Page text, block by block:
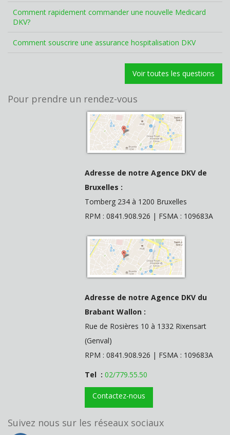
Comment rapidement commander une nouvelle Medicard
DKV?
Comment souscrire une assurance hospitalisation DKV
Voir toutes les questions
Pour prendre un rendez-vous
Adresse de notre Agence DKV de
Bruxelles :
Tomberg 234 à 1200 Bruxelles
RPM : 0841.908.926 | FSMA : 109683A
Adresse de notre Agence DKV du
Brabant Wallon :
Rue de Rosières 10 à 1332 Rixensart
(Genval)
RPM : 0841.908.926 | FSMA : 109683A
Tel : 02/779.55.50
Contactez-nous
Suivez nous sur les réseaux sociaux